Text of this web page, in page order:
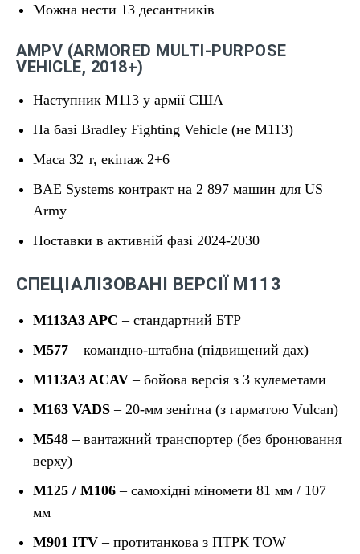
Можна нести 13 десантників
AMPV (ARMORED MULTI-PURPOSE
VEHICLE, 2018+)
Наступник М113 у армії США
На базі Bradley Fighting Vehicle (не М113)
Маса 32 т, екіпаж 2+6
BAE Systems контракт на 2 897 машин для US
Army
Поставки в активній фазі 2024-2030
СПЕЦІАЛІЗОВАНІ ВЕРСІЇ М113
M113A3 APC – стандартний БТР
M577 – командно-штабна (підвищений дах)
M113A3 ACAV – бойова версія з 3 кулеметами
M163 VADS – 20-мм зенітна (з гарматою Vulcan)
M548 – вантажний транспортер (без бронювання
верху)
M125 / M106 – самохідні міномети 81 мм / 107
мм
M901 ITV – протитанкова з ПТРК TOW